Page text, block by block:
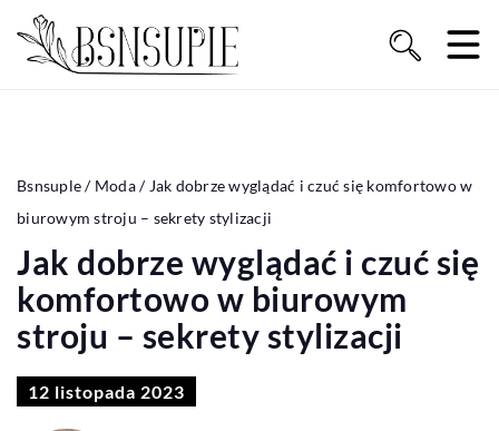
Bsnsuple/ Moda/ Jak dobrze wyglądać i czuć się komfortowo w
biurowym stroju – sekrety stylizacji
Jak dobrze wyglądać i czuć się
komfortowo w biurowym
stroju – sekrety stylizacji
12 listopada 2023